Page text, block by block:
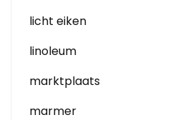
licht eiken
linoleum
marktplaats
marmer